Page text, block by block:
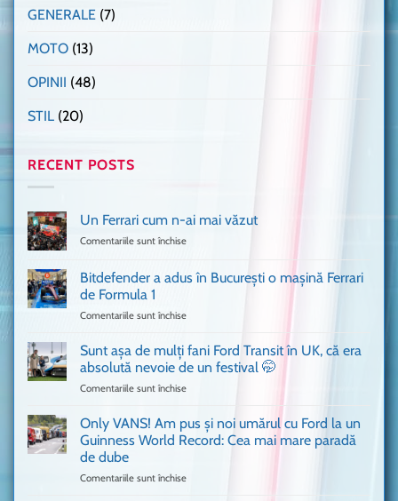
GENERALE (7)
MOTO (13)
OPINII (48)
STIL (20)
RECENT POSTS
Un Ferrari cum n-ai mai văzut
Comentariile sunt închise
Ferrari
cum
văzut
Bitdefender a adus în București o mașină Ferrari
de Formula 1
Comentariile sunt închise
a
adus
în
mașină
Ferrari
Sunt așa de mulți fani Ford Transit în UK, că era
absolută nevoie de un festival 🤭
Comentariile sunt închise
de
mulți
Only VANS! Am pus și noi umărul cu Ford la un
Guinness World Record: Cea mai mare paradă
de dube
Comentariile sunt închise